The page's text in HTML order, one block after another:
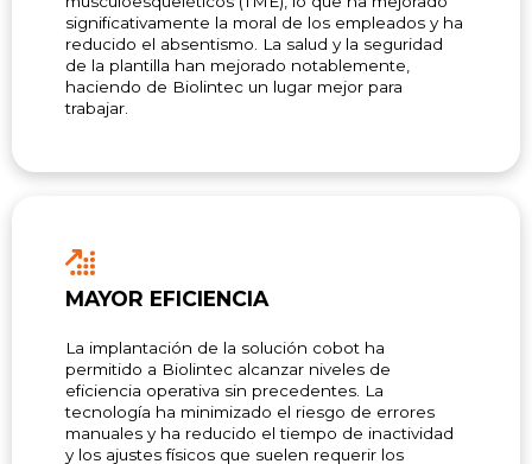
significativamente la moral de los empleados y ha
reducido el absentismo. La salud y la seguridad
de la plantilla han mejorado notablemente,
haciendo de Biolintec un lugar mejor para
trabajar.
MAYOR EFICIENCIA
La implantación de la solución cobot ha
permitido a Biolintec alcanzar niveles de
eficiencia operativa sin precedentes. La
tecnología ha minimizado el riesgo de errores
manuales y ha reducido el tiempo de inactividad
y los ajustes físicos que suelen requerir los